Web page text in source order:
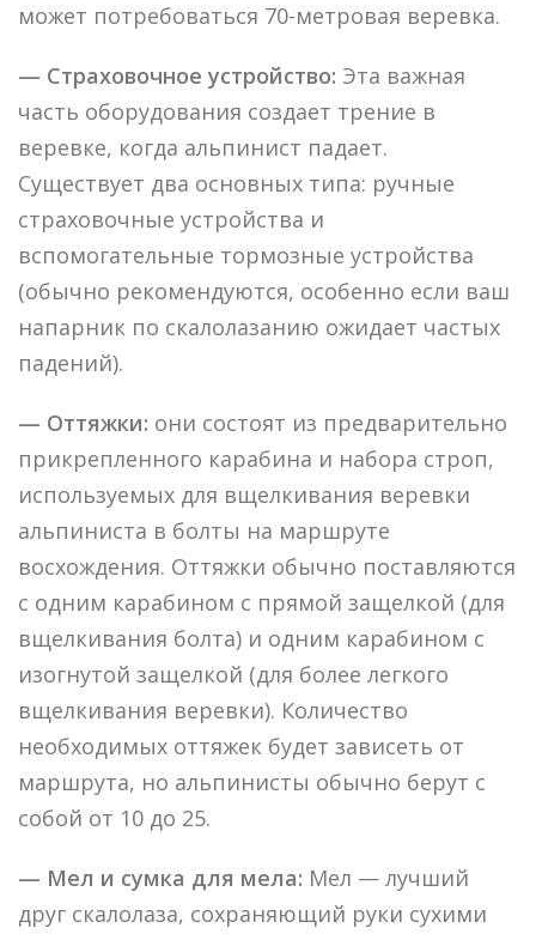
может потребоваться 70-метровая веревка.
— Страховочное устройство: Эта важная
часть оборудования создает трение в
веревке, когда альпинист падает.
Существует два основных типа: ручные
страховочные устройства и
вспомогательные тормозные устройства
(обычно рекомендуются, особенно если ваш
напарник по скалолазанию ожидает частых
падений).
— Оттяжки: они состоят из предварительно
прикрепленного карабина и набора строп,
используемых для вщелкивания веревки
альпиниста в болты на маршруте
восхождения. Оттяжки обычно поставляются
с одним карабином с прямой защелкой (для
вщелкивания болта) и одним карабином с
изогнутой защелкой (для более легкого
вщелкивания веревки). Количество
необходимых оттяжек будет зависеть от
маршрута, но альпинисты обычно берут с
собой от 10 до 25.
— Мел и сумка для мела: Мел — лучший
друг скалолаза, сохраняющий руки сухими